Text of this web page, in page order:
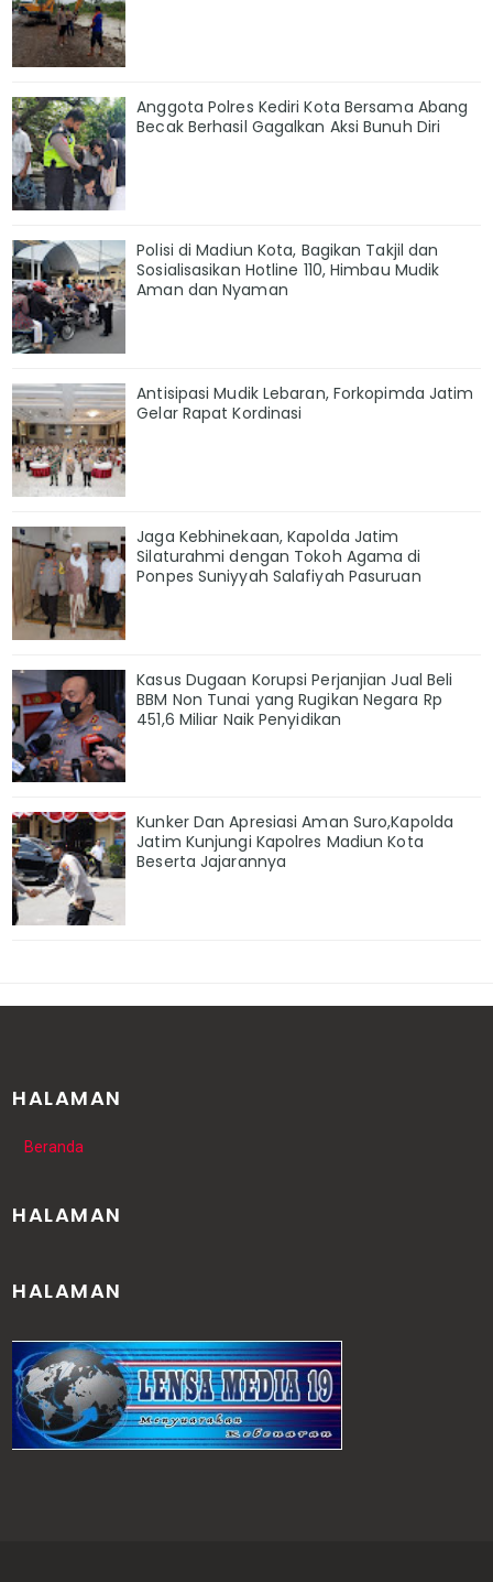
Anggota Polres Kediri Kota Bersama Abang
Becak Berhasil Gagalkan Aksi Bunuh Diri
Polisi di Madiun Kota, Bagikan Takjil dan
Sosialisasikan Hotline 110, Himbau Mudik
Aman dan Nyaman
Antisipasi Mudik Lebaran, Forkopimda Jatim
Gelar Rapat Kordinasi
Jaga Kebhinekaan, Kapolda Jatim
Silaturahmi dengan Tokoh Agama di
Ponpes Suniyyah Salafiyah Pasuruan
Kasus Dugaan Korupsi Perjanjian Jual Beli
BBM Non Tunai yang Rugikan Negara Rp
451,6 Miliar Naik Penyidikan
Kunker Dan Apresiasi Aman Suro,Kapolda
Jatim Kunjungi Kapolres Madiun Kota
Beserta Jajarannya
HALAMAN
Beranda
HALAMAN
HALAMAN